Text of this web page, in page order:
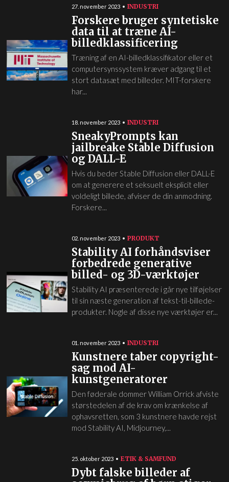
27. november 2023 INDUSTRI
Forskere bruger syntetiske
data til at træne AI-
billedklassificering
Træning af en AI-billedklassifikator eller et
computersynssystem kræver adgang til et
stort datasæt med billeder. MIT-forskere
har...
18. november 2023 INDUSTRI
SneakyPrompts kan
jailbreake Stable Diffusion
og DALL-E
Hvis du beder Stable Diffusion eller DALL-E
om at generere et seksuelt eksplicit eller
voldeligt billede, afviser de din anmodning.
Forskere...
02. november 2023 PRODUKT
Stability AI forhåndsviser
forbedrede generative
billed- og 3D-værktøjer
Stability AI præsenterede i går nye tilføjelser
til sin næste generation af tekst-til-billede-
produkter. Nogle af disse nye værktøjer er...
01. november 2023 INDUSTRI
Kunstnere taber copyright-
sag mod AI-
kunstgeneratorer
Den føderale dommer William Orrick afviste
størstedelen af de krav om krænkelse af
ophavsretten, som 3 kunstnere havde rejst
mod Stability AI, Midjourney,...
25. oktober 2023 ETIK & SAMFUND
Dybt falske billeder af